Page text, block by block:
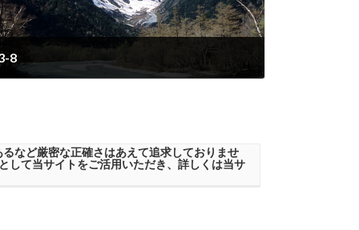
8
など厳密な正確さはあえて追求しておりませ
して当サイトをご活用いただき、詳しくは当サ